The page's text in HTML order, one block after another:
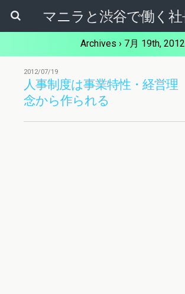
Archives › 7月 19th, 2012
2012/07/19
人事制度は事業特性・経営理
念から作られる